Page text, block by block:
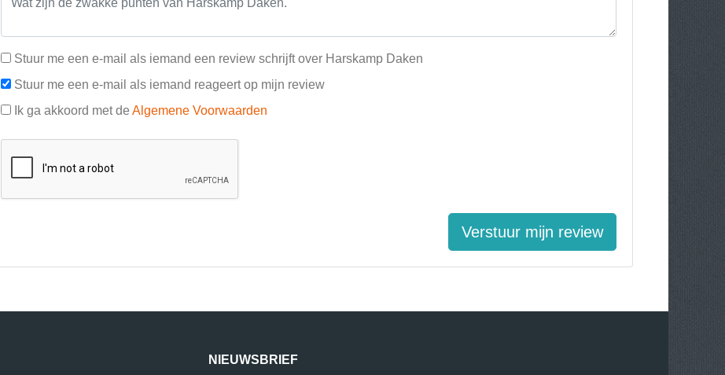
Stuur me een e-mail als iemand een review schrijft over Harskamp Daken
Stuur me een e-mail als iemand reageert op mijn review
Ik ga akkoord met de Algemene Voorwaarden
Verstuur mijn review
NIEUWSBRIEF